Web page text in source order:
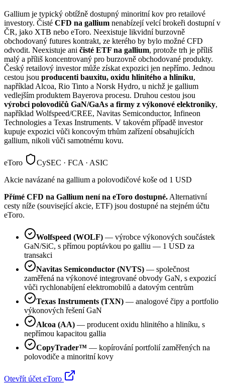
Gallium je typický obtížně dostupný minoritní kov pro retailové
investory. Čisté CFD na gallium nenabízejí velcí brokeři dostupní v
ČR, jako XTB nebo eToro. Neexistuje likvidní burzovně
obchodovaný futures kontrakt, ze kterého by bylo možné CFD
odvodit. Neexistuje ani čisté ETF na gallium, protože trh je příliš
malý a příliš koncentrovaný pro burzovně obchodované produkty.
Český retailový investor může získat expozici jen nepřímo. Jednou
cestou jsou producenti bauxitu, oxidu hlinitého a hliníku,
například Alcoa, Rio Tinto a Norsk Hydro, u nichž je gallium
vedlejším produktem Bayerova procesu. Druhou cestou jsou
výrobci polovodičů GaN/GaAs a firmy z výkonové elektroniky,
například Wolfspeed/CREE, Navitas Semiconductor, Infineon
Technologies a Texas Instruments. V takovém případě investor
kupuje expozici vůči koncovým trhům zařízení obsahujících
gallium, nikoli vůči samotnému kovu.
eToro
CySEC · FCA · ASIC
Akcie navázané na gallium a polovodičové koše od 1 USD
Přímé CFD na Gallium není na eToro dostupné.Alternativní
cesty níže (související akcie, ETF) jsou dostupné na stejném účtu
eToro.
Wolfspeed (WOLF) — výrobce výkonových součástek
GaN/SiC, s přímou poptávkou po galliu — 1 USD za
transakci
Navitas Semiconductor (NVTS) — společnost
zaměřená na výkonové integrované obvody GaN, s expozicí
vůči rychlonabíjení elektromobilů a datovým centrům
Texas Instruments (TXN) — analogové čipy a portfolio
výkonových řešení GaN
Alcoa (AA) — producent oxidu hlinitého a hliníku, s
nepřímou kapacitou gallia
CopyTrader™ — kopírování portfolií zaměřených na
polovodiče a minoritní kovy
Otevřít účet eToro